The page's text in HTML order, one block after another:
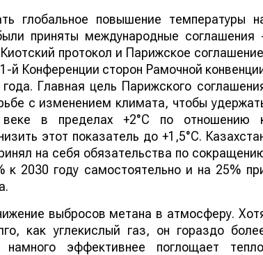
глобальное повышение температуры
приняты международные соглашения
протокол и Парижское
Конференции сторон Рамочной
Главная цель Парижского
с изменением климата, чтобы
в пределах +2°C по отношению
этот показатель до +1,5°C.
на себя обязательства по
2030 году самостоятельно и на 25%
выбросов метана в атмосферу.
как углекислый газ, он гораздо
эффективнее поглощает